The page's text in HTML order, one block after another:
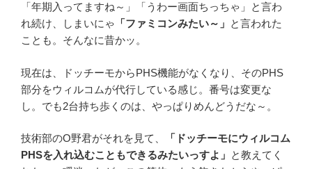
「年期入ってますね～」「うわー画面ちっちゃ」と言わ
れ続け、しまいにゃ
「ファミコンみたい～」 と言われた
ことも。そんなに昔かッ。
現在は、ドッチーモからPHS機能がなくなり、そのPHS
部分をウィルコムが代行している感じ。番号は変更な
し。でも2台持ち歩くのは、やっぱりめんどうだな～。
技術部のO野君がそれを見て、
「ドッチーモにウィルコム
PHSを入れ込むこともできるみたいっすよ」 と教えてく